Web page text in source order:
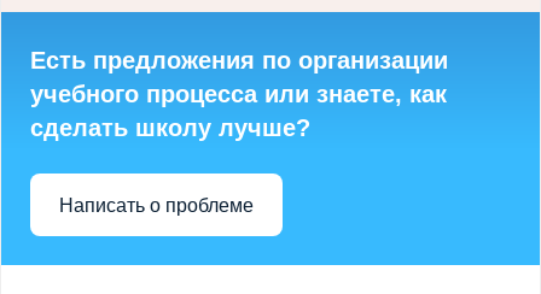
Есть предложения по организации
учебного процесса или знаете, как
сделать школу лучше?
Написать о проблеме